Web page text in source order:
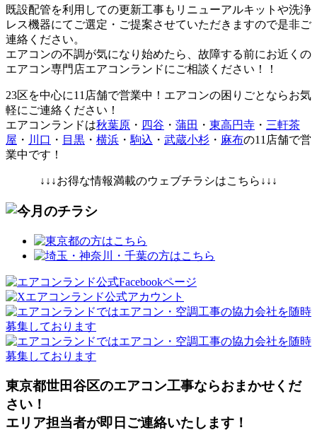
既設配管を利用しての更新工事もリニューアルキットや洗浄
レス機器にてご選定・ご提案させていただきますので是非ご
連絡ください。
エアコンの不調が気になり始めたら、故障する前にお近くの
エアコン専門店エアコンランドにご相談ください！！
23区を中心に11店舗で営業中！エアコンの困りごとならお気
軽にご連絡ください！
エアコンランドは秋葉原 ・ 四谷 ・ 蒲田 ・ 東高円寺 ・ 三軒茶
屋 ・ 川口 ・ 目黒 ・ 横浜 ・ 駒込 ・ 武蔵小杉 ・ 麻布の11店舗で営
業中です！
↓↓↓お得な情報満載のウェブチラシはこちら↓↓↓
東京都世田谷区のエアコン工事ならおまかせくだ
さい！
エリア担当者が即日ご連絡いたします！